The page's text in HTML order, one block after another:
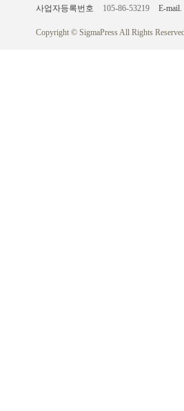
사업자등록번호
105-86-53219 E-mail.
Copyright © SigmaPress All Rights